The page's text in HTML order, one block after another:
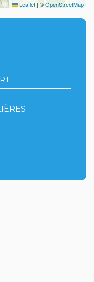
Leaflet |©OpenStreetMap